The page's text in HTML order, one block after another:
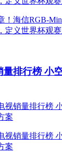
量排行榜 小